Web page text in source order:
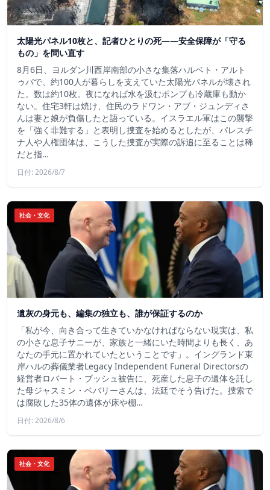
太陽光パネル10枚と、記者ひとりの死——安全保障が「守る
もの」を問い直す
8月6日、ヨルダン川西岸南部の小さな集落ハルベト・アルト
ゥバで、約100人が暮らしを支えていた太陽光パネルが壊され
た。数は約10枚。夜になれば水を汲むポンプも冷蔵庫も動か
ない。住宅3軒は焼け、住民のラドワン・アブ・ジュンディさ
んは妻と娘が負傷したと語っている。イスラエル軍はこの襲撃
を「強く非難する」と表明し捜査を始めるとしたが、パレスチ
ナ人や人権団体は、こうした捜査が実際の訴追に至ることは稀
だと指…
日付: 2026/8/7
社会・文化
遺灰の身元も、編集の独立も、誰が保証するのか
「私が今、向き合って生きていかなければならない現実は、私
の小さな息子サニーが、家族と一緒にいた時間よりも長く、あ
なたの手元に置かれていたということです」。イングランド東
岸ハルの葬儀業者Legacy Independent Funeral Directorsの
経営者ロバート・ブッシュ被告に、死産した息子の遺体を託し
た母ジャスミン・ベバリーさんは、法廷でそう告げた。捜索で
は腐敗した35体の遺体が床や棚…
日付: 2026/8/6
社会・文化